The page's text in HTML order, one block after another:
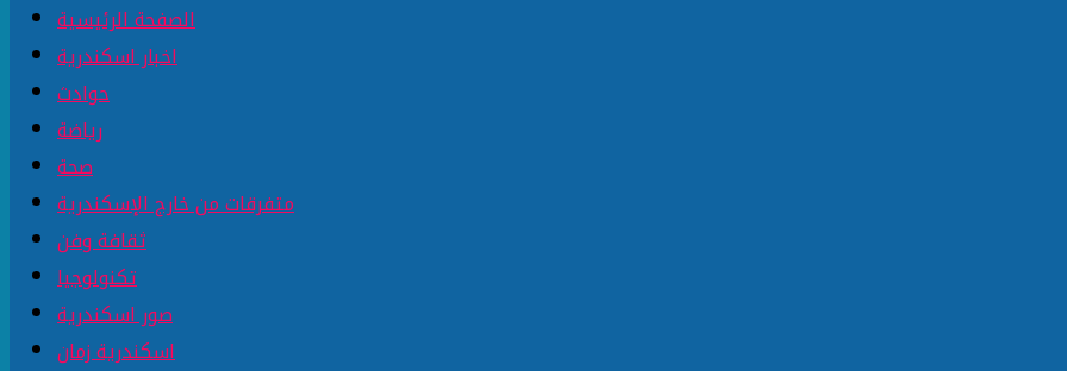
الصفحة الرئيسية
اخبار اسكندرية
حوادث
رياضة
صحة
متفرقات من خارج الإسكندرية
ثقافة وفن
تكنولوجيا
صور اسكندرية
اسكندرية زمان